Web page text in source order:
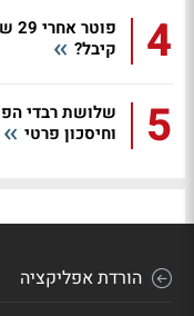
4
קיבל?
5
שלושת רבדי
וחיסכון פרטי
הורדת אפליקציה